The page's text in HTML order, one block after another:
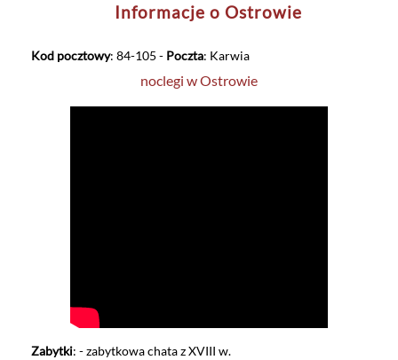
Informacje o Ostrowie
Kod pocztowy: 84-105 - Poczta: Karwia
noclegi w Ostrowie
Zabytki: - zabytkowa chata z XVIII w.